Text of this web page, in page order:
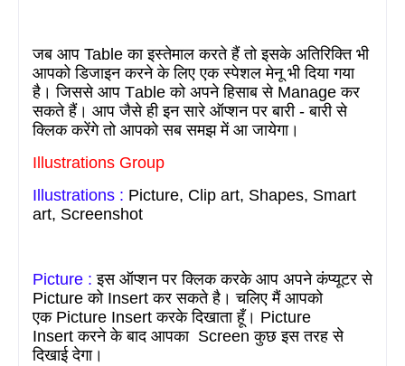
जब आप Tableका इस्तेमाल करते हैं तो इसके अतिरिक्ति भी
आपकोडिजाइन करने के लिए एक स्पेशल मेनू भीदिया गया
है। जिससे आप Tableको अपने हिसाब सेManageकर
सकते हैं। आप जैसे ही इन सारे ऑप्शन पर बारी - बारी से
क्लिक करेंगे तो आपको सब समझ में आ जायेगा।
Illustrations Group
Illustrations : Picture, Clip art, Shapes, Smart
art, Screenshot
Picture : इस ऑप्शन पर क्लिक करके आप अपने कंप्यूटर से
Pictureको Insertकर सकते है। चलिएमैं आपको
एकPicture Insertकरकेदिखाताहूँ। Picture
Insertकरनेकेबाद आपकाScreenकुछइसतरहसे
दिखाईदेगा।